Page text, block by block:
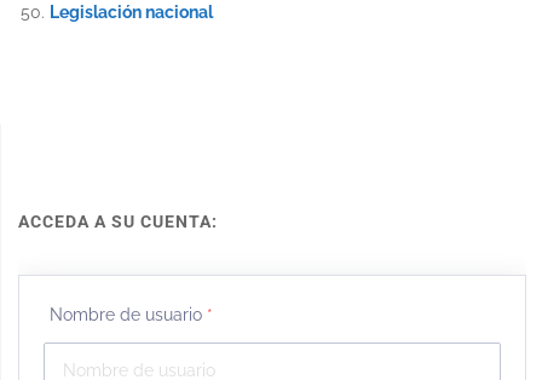
Legislación nacional
ACCEDA A SU CUENTA:
Nombre de usuario *